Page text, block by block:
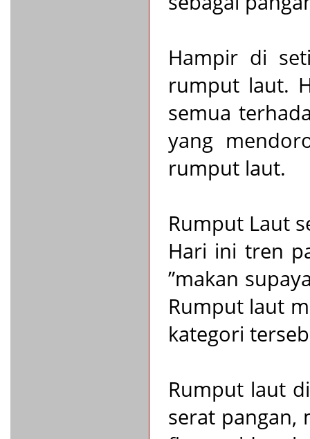
Hampir di
rumput laut.
semua
yang
rumput laut.
Rumput Laut
Hari ini tren
”makan
Rumput laut
kategori
Rumput laut
serat pangan,